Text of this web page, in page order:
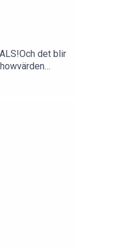
det blir